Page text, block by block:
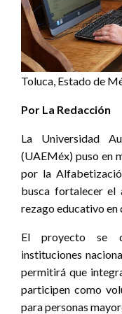
Toluca, Estado de
Por La Redacción
La Universidad
(UAEMéx) puso en
por la
busca fortalecer el
rezago educativo en
El proyecto se
instituciones
permitirá que
participen como
para personas